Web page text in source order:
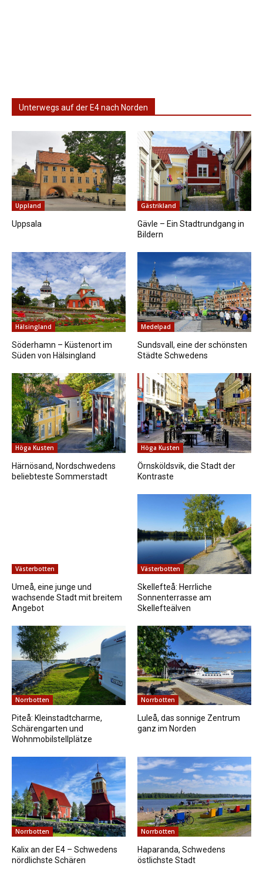
Unterwegs auf der E4 nach Norden
Uppland
Uppsala
Gästrikland
Gävle – Ein Stadtrundgang in
Bildern
Hälsingland
Söderhamn – Küstenort im
Süden von Hälsingland
Medelpad
Sundsvall, eine der schönsten
Städte Schwedens
Höga Kusten
Härnösand, Nordschwedens
beliebteste Sommerstadt
Höga Kusten
Örnsköldsvik, die Stadt der
Kontraste
Västerbotten
Umeå, eine junge und
wachsende Stadt mit breitem
Angebot
Västerbotten
Skellefteå: Herrliche
Sonnenterrasse am
Skellefteälven
Norrbotten
Piteå: Kleinstadtcharme,
Schärengarten und
Wohnmobilstellplätze
Norrbotten
Luleå, das sonnige Zentrum
ganz im Norden
Norrbotten
Kalix an der E4 – Schwedens
nördlichste Schären
Norrbotten
Haparanda, Schwedens
östlichste Stadt